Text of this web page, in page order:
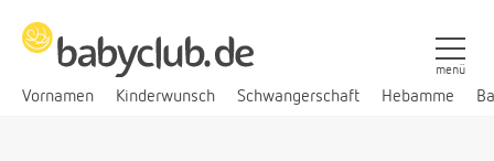
Vornamen Kinderwunsch Schwangerschaft Hebamme
menü